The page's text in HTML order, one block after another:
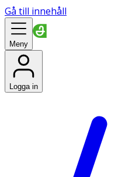
Gå till innehåll
Meny
Logga in